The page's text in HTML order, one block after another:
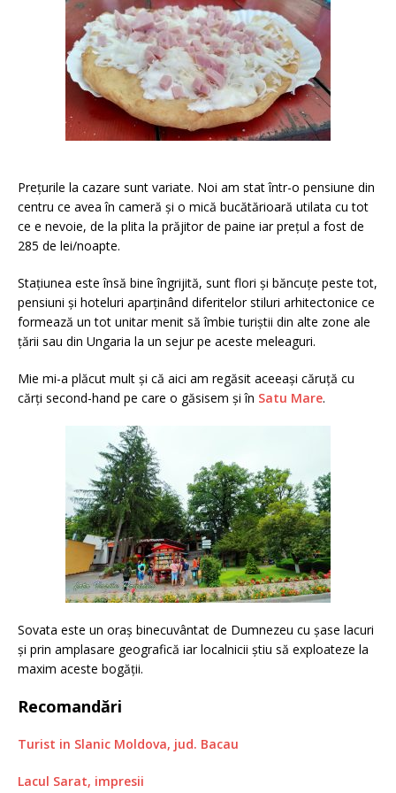
Prețurile la cazare sunt variate. Noi am stat într-o pensiune din
centru ce avea în cameră și o mică bucătărioară utilata cu tot
ce e nevoie, de la plita la prăjitor de paine iar prețul a fost de
285 de lei/noapte.
Stațiunea este însă bine îngrijită, sunt flori și băncuțe peste tot,
pensiuni și hoteluri aparținând diferitelor stiluri arhitectonice ce
formează un tot unitar menit să îmbie turiștii din alte zone ale
țării sau din Ungaria la un sejur pe aceste meleaguri.
Mie mi-a plăcut mult și că aici am regăsit aceeași căruță cu
cărți second-hand pe care o găsisem și în Satu Mare.
Sovata este un oraș binecuvântat de Dumnezeu cu șase lacuri
și prin amplasare geografică iar localnicii știu să exploateze la
maxim aceste bogății.
Recomandări
Turist in Slanic Moldova, jud. Bacau
Lacul Sarat, impresii